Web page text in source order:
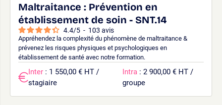
Maltraitance : Prévention en
établissement de soin - SNT.14
4.4/5 - 103 avis
Appréhendez la complexité du phénomène de maltraitance &
prévenez les risques physiques et psychologiques en
établissement de santé avec notre formation.
Inter : 1 550,00 € HT /
stagiaire
Intra : 2 900,00 € HT /
groupe